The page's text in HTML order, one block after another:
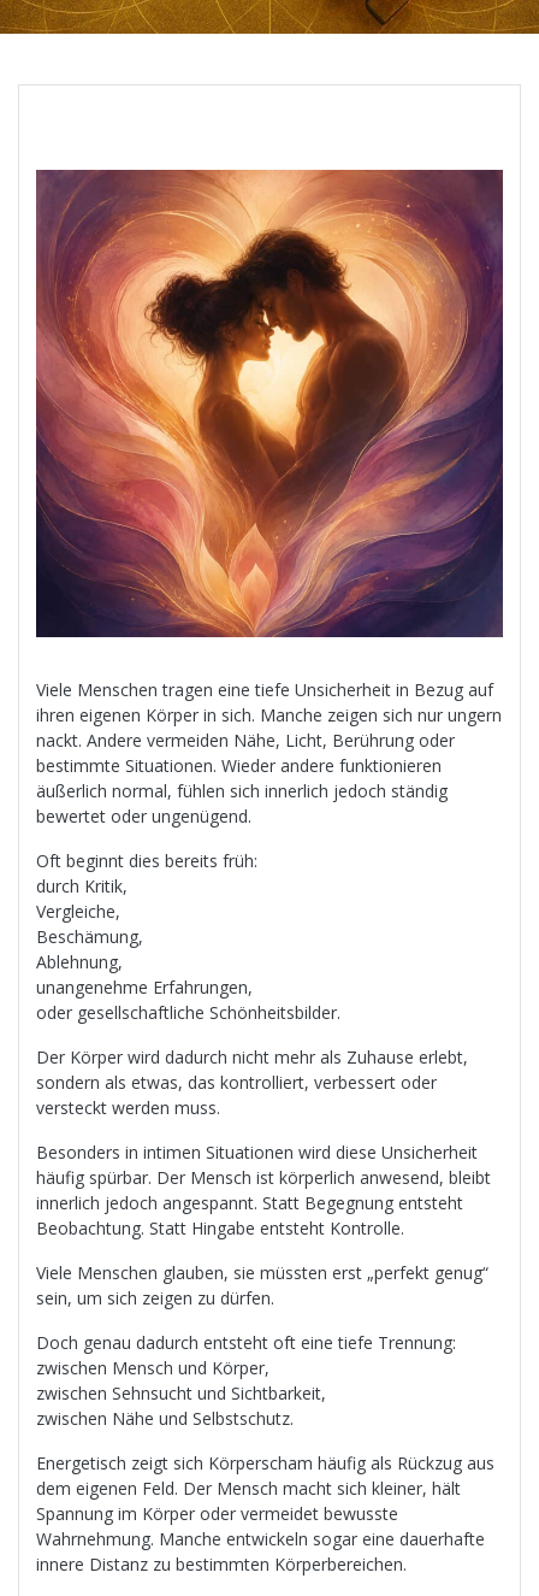
Viele Menschen tragen eine tiefe Unsicherheit in Bezug auf
ihren eigenen Körper in sich. Manche zeigen sich nur ungern
nackt. Andere vermeiden Nähe, Licht, Berührung oder
bestimmte Situationen. Wieder andere funktionieren
äußerlich normal, fühlen sich innerlich jedoch ständig
bewertet oder ungenügend.
Oft beginnt dies bereits früh:
durch Kritik,
Vergleiche,
Beschämung,
Ablehnung,
unangenehme Erfahrungen,
oder gesellschaftliche Schönheitsbilder.
Der Körper wird dadurch nicht mehr als Zuhause erlebt,
sondern als etwas, das kontrolliert, verbessert oder
versteckt werden muss.
Besonders in intimen Situationen wird diese Unsicherheit
häufig spürbar. Der Mensch ist körperlich anwesend, bleibt
innerlich jedoch angespannt. Statt Begegnung entsteht
Beobachtung. Statt Hingabe entsteht Kontrolle.
Viele Menschen glauben, sie müssten erst „perfekt genug“
sein, um sich zeigen zu dürfen.
Doch genau dadurch entsteht oft eine tiefe Trennung:
zwischen Mensch und Körper,
zwischen Sehnsucht und Sichtbarkeit,
zwischen Nähe und Selbstschutz.
Energetisch zeigt sich Körperscham häufig als Rückzug aus
dem eigenen Feld. Der Mensch macht sich kleiner, hält
Spannung im Körper oder vermeidet bewusste
Wahrnehmung. Manche entwickeln sogar eine dauerhafte
innere Distanz zu bestimmten Körperbereichen.